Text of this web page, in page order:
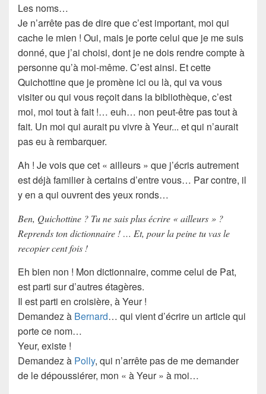
Les noms…
Je n’arrête pas de dire que c’est important, moi qui
cache le mien ! Oui, mais je porte celui que je me suis
donné, que j’ai choisi, dont je ne dois rendre compte à
personne qu’à moi-même. C’est ainsi. Et cette
Quichottine que je promène ici ou là, qui va vous
visiter ou qui vous reçoit dans la bibliothèque, c’est
moi, moi tout à fait !… euh… non peut-être pas tout à
fait. Un moi qui aurait pu vivre àYeur... et qui n’aurait
pas eu à rembarquer.
Ah ! Je vois que cet « ailleurs » que j’écris autrement
est déjà familier à certains d’entre vous… Par contre, il
y en a qui ouvrent des yeux ronds…
Ben, Quichottine ? Tu ne sais plus écrire « ailleurs » ?
Reprends ton dictionnaire ! … Et, pour la peine tu vas le
recopier cent fois !
Eh bien non ! Mon dictionnaire, comme celui de Pat,
est parti sur d’autres étagères.
Il est parti en croisière, àYeur!
Demandez à Bernard… qui vient d’écrire un article qui
porte ce nom…
Yeur, existe !
Demandez à Polly, qui n’arrête pas de me demander
de le dépoussiérer, mon « à Yeur» à moi…